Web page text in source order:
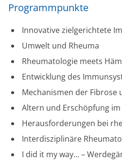
Programmpunkte
Innovative zielgerichtete
Umwelt und Rheuma
Rheumatologie meets
Entwicklung des
Mechanismen der Fibrose
Altern und Erschöpfung
Herausforderungen bei
Interdisziplinäre
I did it my way... –